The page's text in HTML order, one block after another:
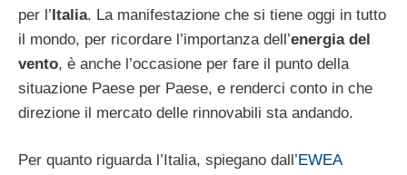
per l’Italia. La manifestazione che si tiene oggi in tutto
il mondo, per ricordare l’importanza dell’energia del
vento, è anche l’occasione per fare il punto della
situazione Paese per Paese, e renderci conto in che
direzione il mercato delle rinnovabili sta andando.
Per quanto riguarda l’Italia, spiegano dall’ EWEA